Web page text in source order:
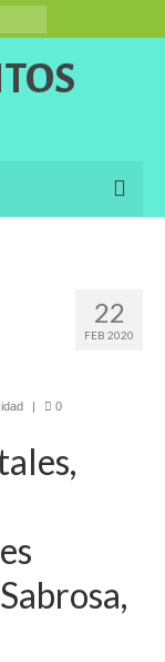
22
FEB 2020
| 0